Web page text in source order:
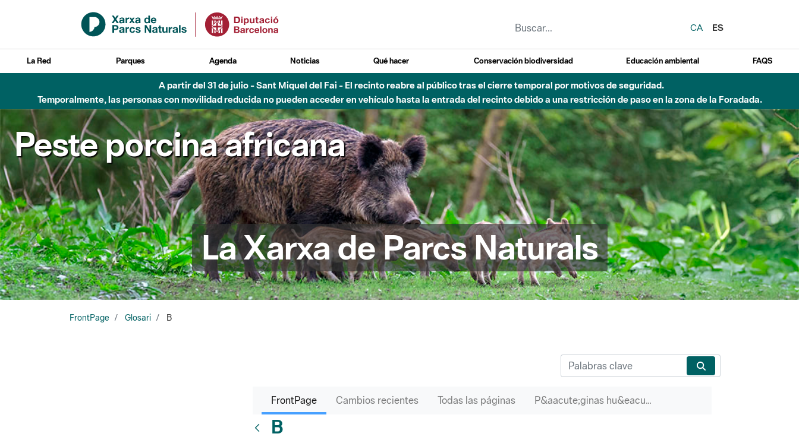
Saltar al contenido principal
CA
ES
La Red Parques Agenda Noticias Qué hacer Conservación biodiversidad Educación ambiental FAQS
A partir del 31 de julio - Sant Miquel del Fai - El recinto reabre al público tras el cierre temporal por motivos de seguridad.
Temporalmente, las personas con movilidad reducida no pueden acceder en vehículo hasta la entrada del recinto debido a una restricción de paso en la zona de la Foradada.
Peste porcina africana
La Xarxa de Parcs Naturals
FrontPage Glosari B
FrontPage Cambios recientes Todas las páginas P&aacute;ginas hu&eacute;rfanas
B